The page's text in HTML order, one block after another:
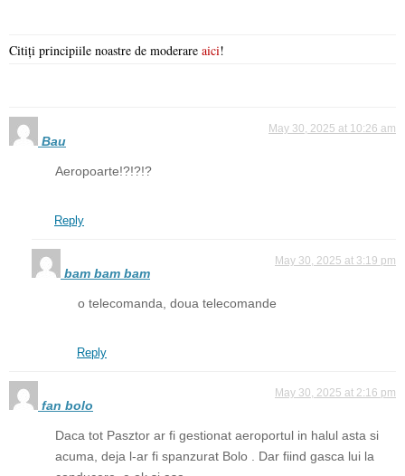
Citiți principiile noastre de moderare aici!
Bau
May 30, 2025 at 10:26 am
Aeropoarte!?!?!?
Reply
bam bam bam
May 30, 2025 at 3:19 pm
o telecomanda, doua telecomande
Reply
fan bolo
May 30, 2025 at 2:16 pm
Daca tot Pasztor ar fi gestionat aeroportul in halul asta si
acuma, deja l-ar fi spanzurat Bolo . Dar fiind gasca lui la